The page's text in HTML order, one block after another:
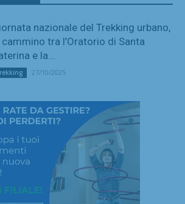
nazionale del Trekking urbano,
cammino tra l’Oratorio di Santa
e la...
27/10/2025